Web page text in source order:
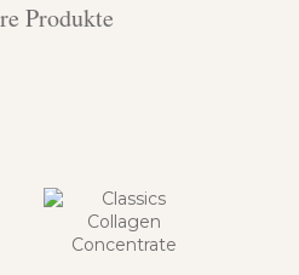
Produkte